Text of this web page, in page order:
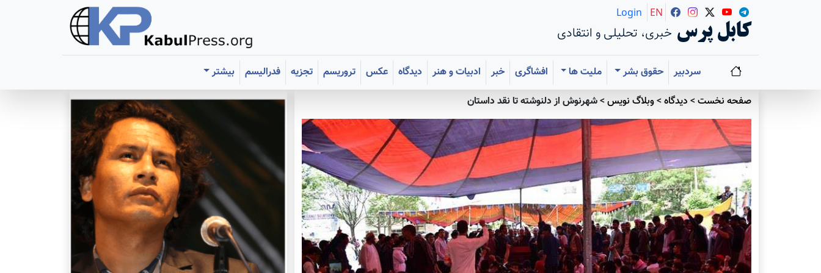
کابل پرس خبری، تحلیلی و انتقادی
Login EN
سردبیر حقوق بشر ملیت ها افشاگری خبر ادبیات و هنر دیدگاه عکس تروریسم تجزیه فدرالیسم
بیشتر
صفحه نخست> دیدگاه>وبلاگ نویس>شهرنوش از دل‪نوشته تا نقد داستان